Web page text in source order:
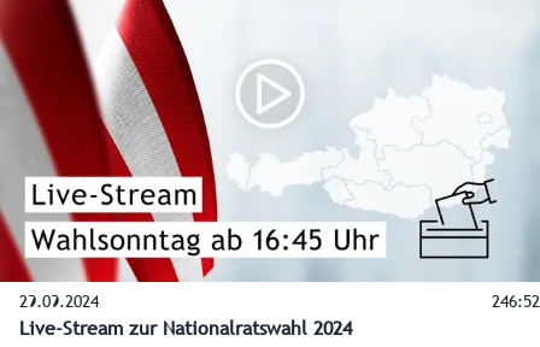
29.09.2024 246:52
Live-Stream zur Nationalratswahl 2024